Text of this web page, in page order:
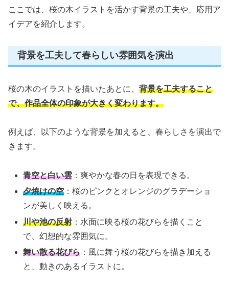
ここでは、桜の木イラストを活かす背景の工夫や、応用ア
イデアを紹介します。
背景を工夫して春らしい雰囲気を演出
桜の木のイラストを描いたあとに、 背景を工夫すること
で、作品全体の印象が大きく変わります。
例えば、以下のような背景を加えると、春らしさを演出で
きます。
青空と白い雲 ：爽やかな春の日を表現できる。
夕焼けの空 ：桜のピンクとオレンジのグラデーショ
ンが美しく映える。
川や池の反射 ：水面に映る桜の花びらを描くこと
で、幻想的な雰囲気に。
舞い散る花びら ：風に舞う桜の花びらを描き加える
と、動きのあるイラストに。